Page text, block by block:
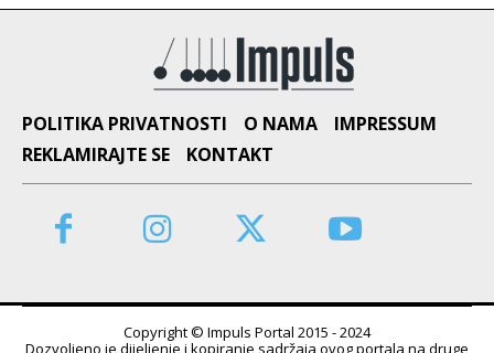
POLITIKA PRIVATNOSTI O NAMA
IMPRESSUM
REKLAMIRAJTE SE
KONTAKT
Copyright © Impuls Portal 2015 - 2024
Dozvoljeno je dijeljenje i kopiranje sadržaja ovog portala na druge